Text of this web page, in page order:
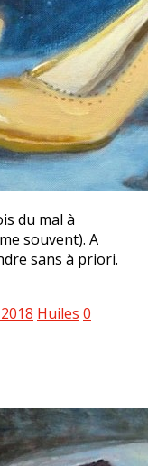
du mal à
souvent). A
sans à priori.
Huiles 0